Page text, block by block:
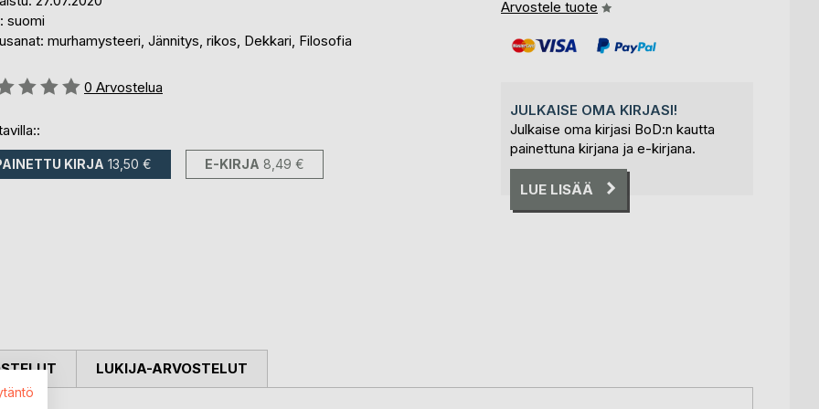
suomi
murhamysteeri, Jännitys, rikos, Dekkari, Filosofia
0 Arvostelua
KIRJA 13,50 € E-KIRJA 8,49 €
Arvostele tuote
JULKAISE OMA KIRJASI!
Julkaise oma kirjasi BoD:n kautta
painettuna kirjana ja e-kirjana.
LUE LISÄÄ
LUKIJA-ARVOSTELUT